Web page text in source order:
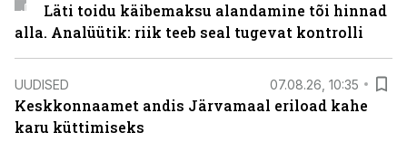
Läti toidu käibemaksu alandamine tõi hinnad
alla. Analüütik: riik teeb seal tugevat kontrolli
UUDISED 07.08.26, 10:35
Keskkonnaamet andis Järvamaal eriload kahe
karu küttimiseks